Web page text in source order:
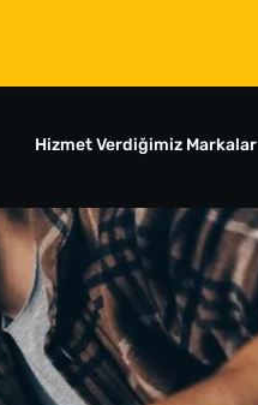
Hizmet Verdiğimiz Markalar